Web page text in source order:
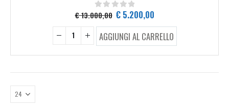
0Su 5
€13.000,00 Il
prezzo
originale
era:
€ 13.000,00.
€5.200,00Il
prezzo
attuale
è:
€ 5.200,00.
AGGIUNGI AL CARRELLO